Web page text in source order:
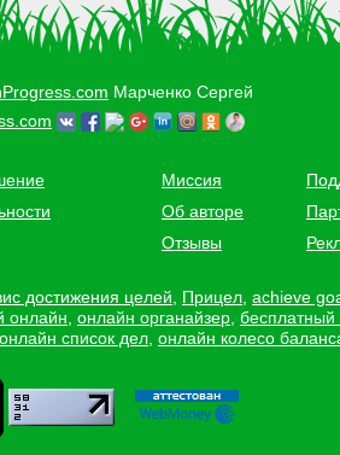
Марченко Сергей
Миссия
Об авторе
Отзывы
достижения целей Прицел achieve
онлайн онлайн органайзер
онлайн список дел онлайн колесо